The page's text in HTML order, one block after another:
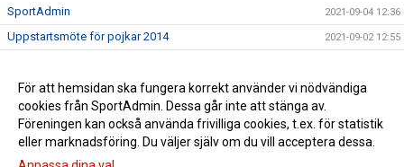
SportAdmin 2021-09-04 12:36
Uppstartsmöte för pojkar 2014 2021-09-02 12:55
Ny klädleverantör 2021-05-03 10:20
Vi minns Johnny Månsson 2021-01-26 11:30
För att hemsidan ska fungera korrekt använder vi nödvändiga
cookies från SportAdmin. Dessa går inte att stänga av.
Föreningen kan också använda frivilliga cookies, t.ex. för statistik
eller marknadsföring. Du väljer själv om du vill acceptera dessa.